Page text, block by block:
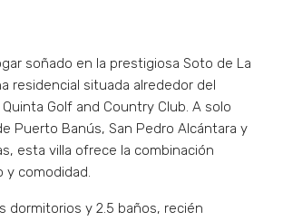
soñado en la prestigiosa Soto de La
residencial situada alrededor del
Golf and Country Club. A solo
Puerto Banús, San Pedro Alcántara y
esta villa ofrece la combinación
y comodidad.
dormitorios y 2.5 baños, recién